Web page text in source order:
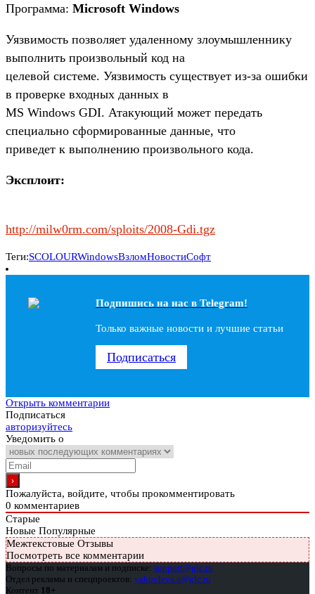
Программа: Microsoft Windows
Уязвимость позволяет удаленному злоумышленнику
выполнить произвольный код на
целевой системе. Уязвимость существует из-за ошибки
в проверке входных данных в
MS Windows GDI. Атакующий может передать
специально сформированные данные, что
приведет к выполнению произвольного кода.
Эксплоит:
http://milw0rm.com/sploits/2008-Gdi.tgz
Теги:SCOLOURWindowsВзломНовостиСофт
Подпишись на наc в Telegram!
Только важные новости и лучшие статьи
Подписаться
Открыть комментарии
Подписаться
авторизуйтесь
Уведомить о
Пожалуйста, войдите, чтобы прокомментировать
0 комментариев
Старые
Новые Популярные
Межтекстовые Отзывы
Посмотреть все комментарии
Вопросы по материалам и подписке: support@glc.ru
Отдел рекламы и спецпроектов: yakovleva.a@glc.ru
Контент 18+